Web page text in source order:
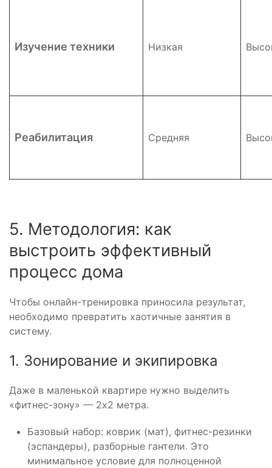
Изучение техники Низкая
Реабилитация Средняя
5. Методология: как
выстроить эффективный
процесс дома
Чтобы онлайн-тренировка приносила результат,
необходимо превратить хаотичные занятия в
систему.
1. Зонирование и экипировка
Даже в маленькой квартире нужно выделить
«фитнес-зону» — 2х2 метра.
Базовый набор: коврик (мат), фитнес-резинки
(эспандеры), разборные гантели. Это
минимальное условие для полноценной